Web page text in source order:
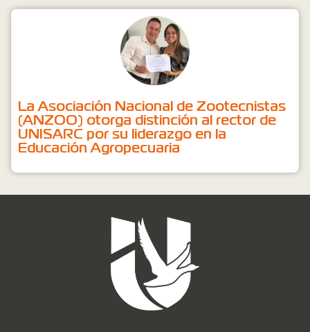
La Asociación Nacional de Zootecnistas
(ANZOO) otorga distinción al rector de
UNISARC por su liderazgo en la
Educación Agropecuaria